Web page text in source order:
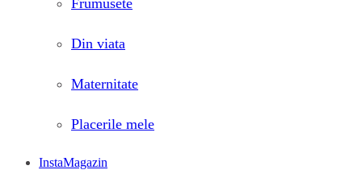
Frumusete
Din viata
Maternitate
Placerile mele
InstaMagazin